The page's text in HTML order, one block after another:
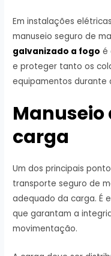
Em instalações
manuseio seguro de
galvanizado a fogo é
e proteger tanto os
equipamentos durante
carga
Um dos principais
transporte seguro de
adequado da carga. É
que garantam a
movimentação.